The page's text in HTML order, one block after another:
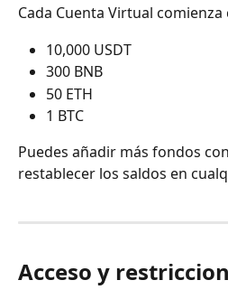
Cada Cuenta Virtual comienza
10,000 USDT
300 BNB
50 ETH
1 BTC
Puedes añadir más fondos
restablecer los saldos en
Acceso y